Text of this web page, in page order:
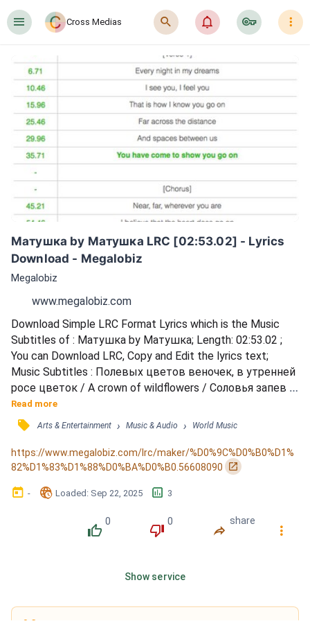
󰍜 Cross Medias 󰍉 󰂜 󰷖 󰇙
Матушка by Матушка LRC [02:53.02] - Lyrics
Download - Megalobiz
Megalobiz
www.megalobiz.com
Download Simple LRC Format Lyrics which is the Music
Subtitles of : Матушка by Матушка; Length: 02:53.02 ;
You can Download LRC, Copy and Edit the lyrics text;
Music Subtitles : Полевых цветов веночек, в утренней
росе цветок / A crown of wildflowers / Соловья запев
свисточек, сок берёзовый глоток / A blossom wet with
dawn's first light / Тишины послушать волю, по
тропинке в лес густой / The nightingale's soft trill /
Поболтать с берёзкой вдоволь про него и про любовь
/ A sip of birch sap, cool a...
Read more
󰓹 Arts & Entertainment › Music & Audio › World Music
https://www.megalobiz.com/lrc/maker/%D0%9C%D0%B0%D1%
82%D1%83%D1%88%D0%BA%D0%B0.56608090
󰏌
󰃶 - 󱉊 Loaded: Sep 22, 2025 󱕎 3
󰔔
0
󰔒
0
󰤲
share
󰇙
Show service